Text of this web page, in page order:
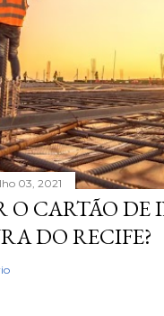
03, 2021
O CARTÃO
DO RECIFE?